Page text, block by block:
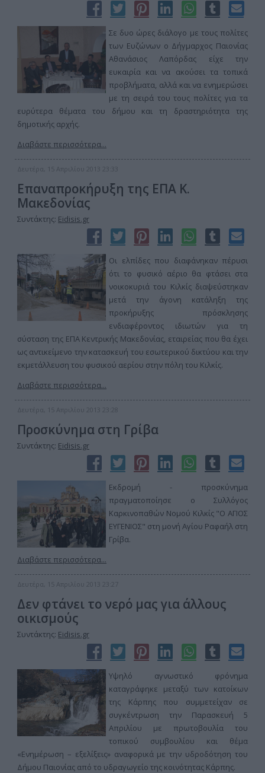
Σε δυο ώρες διάλογο με τους πολίτες
των Ευζώνων ο Δήγμαρχος Παιονίας
Αθανάσιος Λαπόρδας είχε την
ευκαιρία και να ακούσει τα τοπικά
προβλήματα, αλλά και να ενημερώσει
με τη σειρά του τους πολίτες για τα
ευρύτερα θέματα του δήμου και τη δραστηριότητα της
δημοτικής αρχής.
Διαβάστε περισσότερα...
Δευτέρα, 15 Απριλίου 2013 23:33
Επαναπροκήρυξη της ΕΠΑ Κ.
Μακεδονίας
Συντάκτης: Eidisis.gr
Οι ελπίδες που διαφάνηκαν πέρυσι
ότι το φυσικό αέριο θα φτάσει στα
νοικοκυριά του Κιλκίς διαψεύστηκαν
μετά την άγονη κατάληξη της
προκήρυξης πρόσκλησης
ενδιαφέροντος ιδιωτών για τη
σύσταση της ΕΠΑ Κεντρικής Μακεδονίας, εταιρείας που θα έχει
ως αντικείμενο την κατασκευή του εσωτερικού δικτύου και την
εκμετάλλευση του φυσικού αερίου στην πόλη του Κιλκίς.
Διαβάστε περισσότερα...
Δευτέρα, 15 Απριλίου 2013 23:28
Προσκύνημα στη Γρίβα
Συντάκτης: Eidisis.gr
Εκδρομή - προσκύνημα
πραγματοποίησε ο Συλλόγος
Καρκινοπαθών Νομού Κιλκίς "Ο ΑΓΙΟΣ
ΕΥΓΕΝΙΟΣ" στη μονή Αγίου Ραφαήλ στη
Γρίβα.
Διαβάστε περισσότερα...
Δευτέρα, 15 Απριλίου 2013 23:27
Δεν φτάνει το νερό μας για άλλους
οικισμούς
Συντάκτης: Eidisis.gr
Υψηλό αγνωστικό φρόνημα
καταγράφηκε μεταξύ των κατοίκων
της Κάρπης που συμμετείχαν σε
συγκέντρωση την Παρασκευή 5
Απριλίου με πρωτοβουλία του
τοπικού συμβουλίου και θέμα
«Ενημέρωση – εξελίξεις» αναφορικά με την υδροδότηση του
Δήμου Παιονίας από το υδραγωγείο της κοινότητας Κάρπης.